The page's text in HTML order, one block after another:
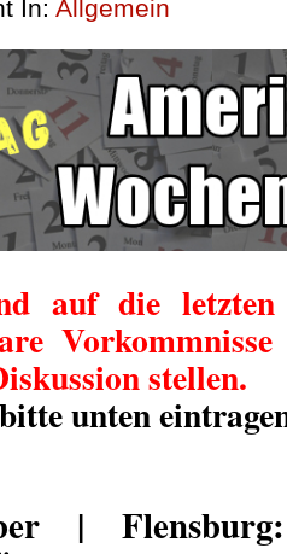
|
Foto: De
im Böömdörp
dem ersten
Damit wollen wir
verhindern.
wofür wir